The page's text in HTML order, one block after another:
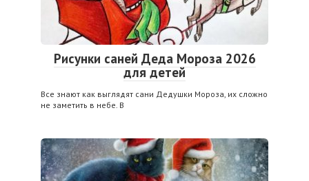
Рисунки саней Деда Мороза 2026
для детей
Все знают как выглядят сани Дедушки Мороза, их сложно
не заметить в небе. В